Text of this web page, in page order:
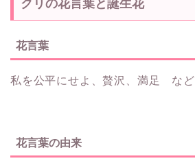
クリの花言葉と誕生花
花言葉
私を公平にせよ、贅沢、満足 など
花言葉の由来